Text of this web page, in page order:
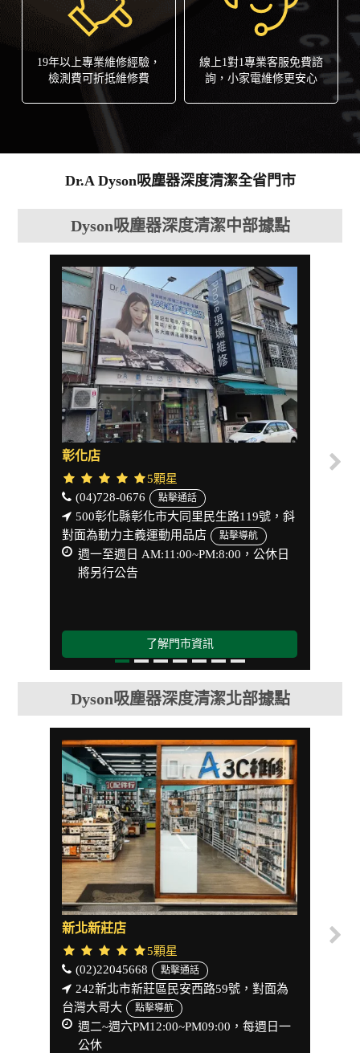
19年以上專業維修經驗，
檢測費可折抵維修費
線上1對1專業客服免費諮
詢，小家電維修更安心
Dr.A Dyson吸塵器深度清潔全省門市
Dyson吸塵器深度清潔中部據點
彰化店
5顆星
(04)728-0676
點擊通話
500彰化縣彰化市大同里民生路119號，斜
對面為動力主義運動用品店
點擊導航
週一至週日 AM:11:00~PM:8:00，公休日
將另行公告
了解門市資訊
台中
Dyson吸塵器深度清潔北部據點
新北新莊店
5顆星
(02)22045668
點擊通話
242新北市新莊區民安西路59號，對面為
台灣大哥大
點擊導航
週二~週六PM12:00~PM09:00，每週日一
公休
中壢店